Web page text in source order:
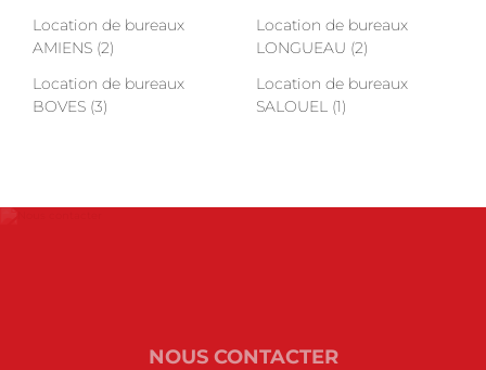
Location de bureaux
AMIENS (2)
Location de bureaux
BOVES (3)
Location de bureaux
LONGUEAU (2)
Location de bureaux
SALOUEL (1)
NOUS CONTACTER